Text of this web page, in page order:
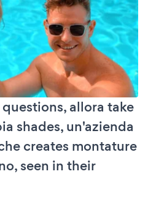
allora take
shades, un'azienda
creates montature
seen in their